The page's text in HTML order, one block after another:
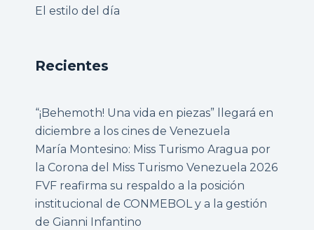
El estilo del día
Recientes
“¡Behemoth! Una vida en piezas” llegará en
diciembre a los cines de Venezuela
María Montesino: Miss Turismo Aragua por
la Corona del Miss Turismo Venezuela 2026
FVF reafirma su respaldo a la posición
institucional de CONMEBOL y a la gestión
de Gianni Infantino